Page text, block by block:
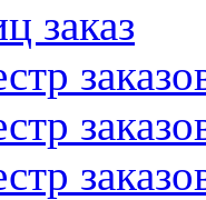
заказ